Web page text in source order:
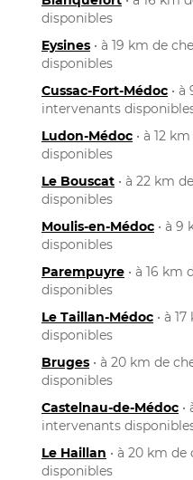
disponibles
Eysines • à 19 km de
disponibles
Cussac-Fort-Médoc •
intervenants
Ludon-Médoc • à 12
disponibles
Le Bouscat • à 22 km
disponibles
Moulis-en-Médoc • à 9
disponibles
Parempuyre • à 16 km
disponibles
Le Taillan-Médoc • à
disponibles
Bruges • à 20 km de
disponibles
Castelnau-de-Médoc •
intervenants
Le Haillan • à 20 km
disponibles